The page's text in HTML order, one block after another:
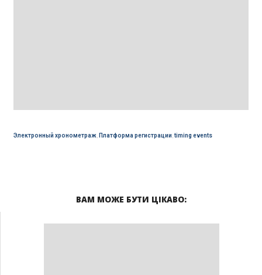
Электронный хронометраж, Платформа регистрации timing events
ВАМ МОЖЕ БУТИ ЦІКАВО: